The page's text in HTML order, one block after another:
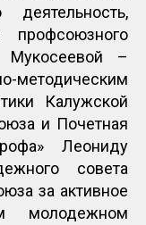
–
методическим
Калужской
и Почетная
Леониду
совета
за активное
молодежном